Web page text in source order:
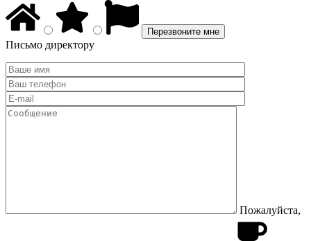
Письмо директору
Пожалуйста,